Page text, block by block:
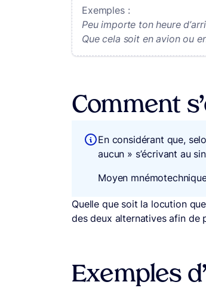
Exemples :
Peu importe ton heure
Que cela soit en avion ou
Comment
En considérant que,
aucun » s’écrivant au
Moyen
Quelle que soit la locution
des deux alternatives afin de
Exemples